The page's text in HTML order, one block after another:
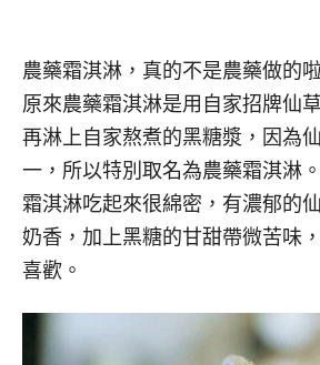
農藥霜淇淋，真的不是農藥做的
原來農藥霜淇淋是用自家招牌仙
再淋上自家熬煮的黑糖漿，因為
一，所以特別取名為農藥霜淇淋。
霜淇淋吃起來很綿密，有濃郁的
奶香，加上黑糖的甘甜帶微苦味
喜歡。